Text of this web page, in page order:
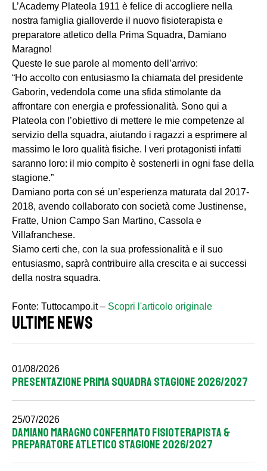
L’Academy Plateola 1911 è felice di accogliere nella
nostra famiglia gialloverde il nuovo fisioterapista e
preparatore atletico della Prima Squadra, Damiano
Maragno!
Queste le sue parole al momento dell’arrivo:
“Ho accolto con entusiasmo la chiamata del presidente
Gaborin, vedendola come una sfida stimolante da
affrontare con energia e professionalità. Sono qui a
Plateola con l’obiettivo di mettere le mie competenze al
servizio della squadra, aiutando i ragazzi a esprimere al
massimo le loro qualità fisiche. I veri protagonisti infatti
saranno loro: il mio compito è sostenerli in ogni fase della
stagione.”
Damiano porta con sé un’esperienza maturata dal 2017-
2018, avendo collaborato con società come Justinense,
Fratte, Union Campo San Martino, Cassola e
Villafranchese.
Siamo certi che, con la sua professionalità e il suo
entusiasmo, saprà contribuire alla crescita e ai successi
della nostra squadra.
Fonte: Tuttocampo.it – Scopri l'articolo originale
ULTIME NEWS
01/08/2026
PRESENTAZIONE PRIMA SQUADRA STAGIONE 2026/2027
25/07/2026
DAMIANO MARAGNO CONFERMATO FISIOTERAPISTA &
PREPARATORE ATLETICO STAGIONE 2026/2027